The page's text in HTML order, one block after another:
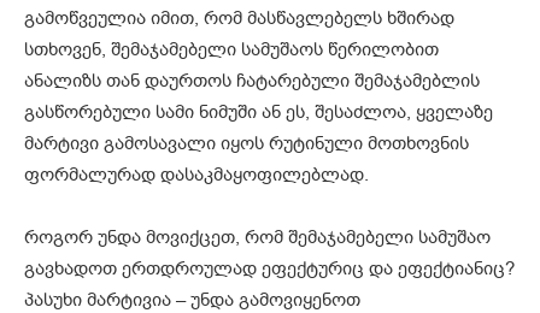
გამოწვეულია იმით, რომ მასწავლებელს ხშირად
სთხოვენ, შემაჯამებელი სამუშაოს წერილობით
ანალიზს თან დაურთოს ჩატარებული შემაჯამებლის
გასწორებული სამი ნიმუში ან ეს, შესაძლოა, ყველაზე
მარტივი გამოსავალი იყოს რუტინული მოთხოვნის
ფორმალურად დასაკმაყოფილებლად.
როგორ უნდა მოვიქცეთ, რომ შემაჯამებელი სამუშაო
გავხადოთ ერთდროულად ეფექტურიც და ეფექტიანიც?
პასუხი მარტივია – უნდა გამოვიყენოთ